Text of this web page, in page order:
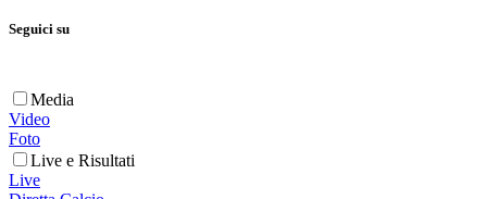
Seguici su
Media
Video
Foto
Live e Risultati
Live